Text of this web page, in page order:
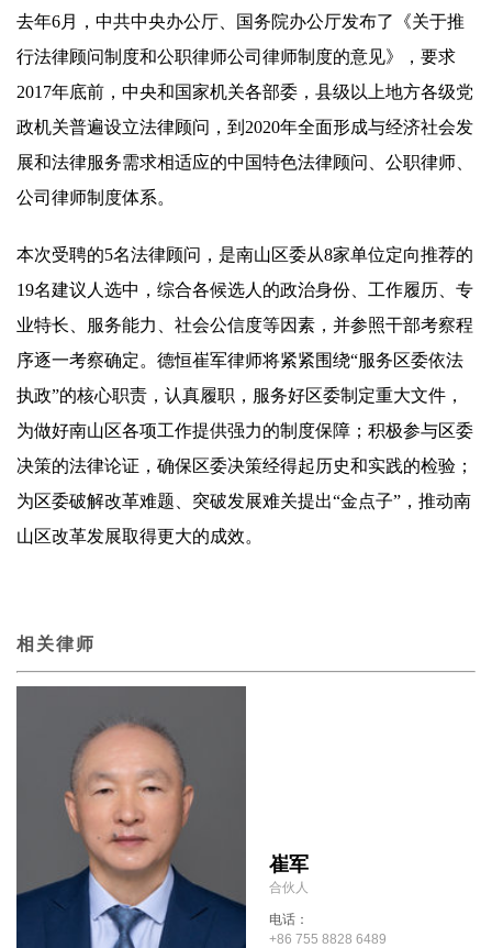
去年6月，中共中央办公厅、国务院办公厅发布了《关于推
行法律顾问制度和公职律师公司律师制度的意见》，要求
2017年底前，中央和国家机关各部委，县级以上地方各级党
政机关普遍设立法律顾问，到2020年全面形成与经济社会发
展和法律服务需求相适应的中国特色法律顾问、公职律师、
公司律师制度体系。
本次受聘的5名法律顾问，是南山区委从8家单位定向推荐的
19名建议人选中，综合各候选人的政治身份、工作履历、专
业特长、服务能力、社会公信度等因素，并参照干部考察程
序逐一考察确定。德恒崔军律师将紧紧围绕“服务区委依法
执政”的核心职责，认真履职，服务好区委制定重大文件，
为做好南山区各项工作提供强力的制度保障；积极参与区委
决策的法律论证，确保区委决策经得起历史和实践的检验；
为区委破解改革难题、突破发展难关提出“金点子”，推动南
山区改革发展取得更大的成效。
相关律师
崔军
合伙人
电话：
+86 755 8828 6489